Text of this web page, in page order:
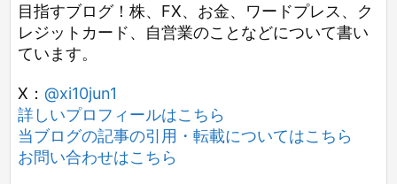
目指すブログ！株、FX、お金、ワードプレス、ク
レジットカード、自営業のことなどについて書い
ています。
X： @xi10jun1
詳しいプロフィールはこちら
当ブログの記事の引用・転載についてはこちら
お問い合わせはこちら